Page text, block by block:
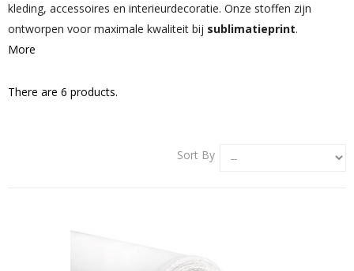
kleding, accessoires en interieurdecoratie. Onze stoffen zijn
ontworpen voor maximale kwaliteit bij sublimatieprint.
More
There are 6 products.
Sort By